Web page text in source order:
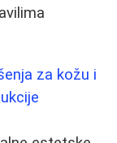
za kožu i